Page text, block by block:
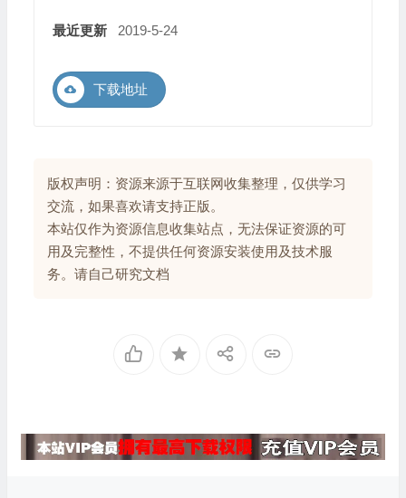
最近更新 2019-5-24
下载地址
版权声明：资源来源于互联网收集整理，仅供学习
交流，如果喜欢请支持正版。
本站仅作为资源信息收集站点，无法保证资源的可
用及完整性，不提供任何资源安装使用及技术服
务。请自己研究文档